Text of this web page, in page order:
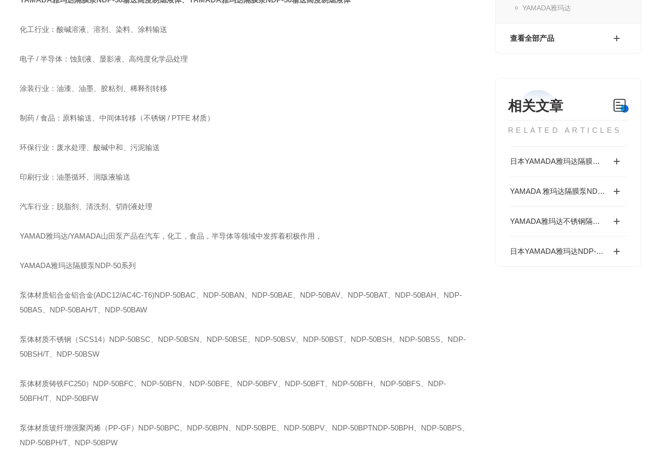
YAMADA雅玛达
查看全部产品
相关文章
RELATED ARTICLES
日本YAMADA雅玛达隔膜泵NDP-25系列的玻纤增强聚丙烯（PP-GF）泵体
YAMADA 雅玛达隔膜泵NDP-25系列铸铁（S45C）简介
YAMADA雅玛达不锈钢隔膜泵NDP-15系列深度分析
日本YAMADA雅玛达NDP-15气动隔膜泵应用领域
化工行业：酸碱溶液、溶剂、染料、涂料输送
电子 / 半导体：蚀刻液、显影液、高纯度化学品处理
涂装行业：油漆、油墨、胶粘剂、稀释剂转移
制药 / 食品：原料输送、中间体转移（不锈钢 / PTFE 材质）
环保行业：废水处理、酸碱中和、污泥输送
印刷行业：油墨循环、润版液输送
汽车行业：脱脂剂、清洗剂、切削液处理
YAMAD雅玛达/YAMADA山田泵产品在汽车，化工，食品，半导体等领域中发挥着积极作用，
YAMADA雅玛达隔膜泵NDP-50系列
泵体材质铝合金铝合金(ADC12/AC4C-T6)NDP-50BAC、NDP-50BAN、NDP-50BAE、NDP-50BAV、NDP-50BAT、NDP-50BAH、NDP-
50BAS、NDP-50BAH/T、NDP-50BAW
泵体材质不锈钢（SCS14）NDP-50BSC、NDP-50BSN、NDP-50BSE、NDP-50BSV、NDP-50BST、NDP-50BSH、NDP-50BSS、NDP-
50BSH/T、NDP-50BSW
泵体材质铸铁FC250）NDP-50BFC、NDP-50BFN、NDP-50BFE、NDP-50BFV、NDP-50BFT、NDP-50BFH、NDP-50BFS、NDP-
50BFH/T、NDP-50BFW
泵体材质玻纤增强聚丙烯（PP-GF）NDP-50BPC、NDP-50BPN、NDP-50BPE、NDP-50BPV、NDP-50BPTNDP-50BPH、NDP-50BPS、
NDP-50BPH/T、NDP-50BPW